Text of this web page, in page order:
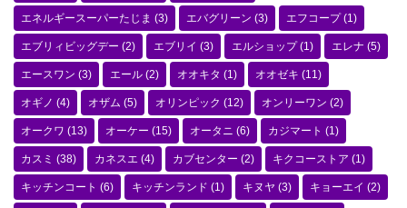
エネルギースーパーたじま (3) エバグリーン (3) エフコープ(1)
エブリィビッグデー (2) エブリイ (3) エルショップ(1) エレナ (5)
エースワン (3) エール (2) オオキタ (1) オオゼキ (11)
オギノ (4) オザム (5) オリンピック (12) オンリーワン (2)
オークワ (13) オーケー (15) オータニ (6) カジマート (1)
カスミ (38) カネスエ (4) カブセンター (2) キクコーストア (1)
キッチンコート (6) キッチンランド (1) キヌヤ (3) キョーエイ (2)